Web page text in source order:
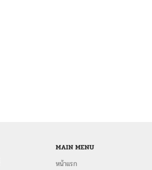
MAIN MENU
หน้าแรก